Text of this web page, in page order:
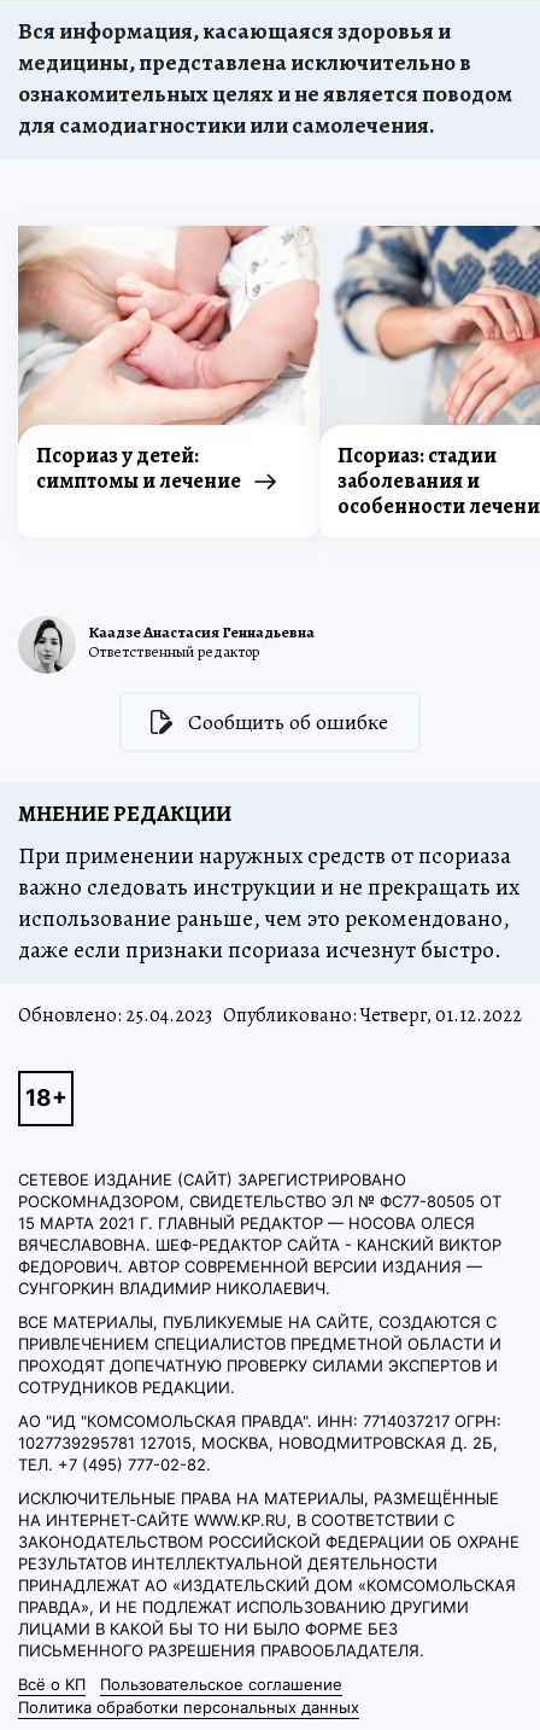
Вся информация, касающаяся здоровья и
медицины, представлена исключительно в
ознакомительных целях и не является поводом
для самодиагностики или самолечения.
Псориаз у детей:
симптомы и лечение
Псориаз: стадии
заболевания и
особенности
Каадзе Анастасия Геннадьевна
Ответственный редактор
Сообщить об ошибке
МНЕНИЕ РЕДАКЦИИ
При применении наружных средств от псориаза
важно следовать инструкции и не прекращать их
использование раньше, чем это рекомендовано,
даже если признаки псориаза исчезнут быстро.
Обновлено: 25.04.2023 Опубликовано: Четверг, 01.12.2022
СЕТЕВОЕ ИЗДАНИЕ (САЙТ) ЗАРЕГИСТРИРОВАНО
РОСКОМНАДЗОРОМ, СВИДЕТЕЛЬСТВО ЭЛ № ФС77-80505 ОТ
15 МАРТА 2021 Г. ГЛАВНЫЙ РЕДАКТОР — НОСОВА ОЛЕСЯ
ВЯЧЕСЛАВОВНА. ШЕФ-РЕДАКТОР САЙТА - КАНСКИЙ ВИКТОР
ФЕДОРОВИЧ. АВТОР СОВРЕМЕННОЙ ВЕРСИИ ИЗДАНИЯ —
СУНГОРКИН ВЛАДИМИР НИКОЛАЕВИЧ.
ВСЕ МАТЕРИАЛЫ, ПУБЛИКУЕМЫЕ НА САЙТЕ, СОЗДАЮТСЯ С
ПРИВЛЕЧЕНИЕМ СПЕЦИАЛИСТОВ ПРЕДМЕТНОЙ ОБЛАСТИ И
ПРОХОДЯТ ДОПЕЧАТНУЮ ПРОВЕРКУ СИЛАМИ ЭКСПЕРТОВ И
СОТРУДНИКОВ РЕДАКЦИИ.
АО "ИД "КОМСОМОЛЬСКАЯ ПРАВДА". ИНН: 7714037217 ОГРН:
1027739295781 127015, МОСКВА, НОВОДМИТРОВСКАЯ Д. 2Б,
ТЕЛ. +7 (495) 777-02-82.
ИСКЛЮЧИТЕЛЬНЫЕ ПРАВА НА МАТЕРИАЛЫ, РАЗМЕЩЁННЫЕ
НА ИНТЕРНЕТ-САЙТЕ WWW.KP.RU, В СООТВЕТСТВИИ С
ЗАКОНОДАТЕЛЬСТВОМ РОССИЙСКОЙ ФЕДЕРАЦИИ ОБ ОХРАНЕ
РЕЗУЛЬТАТОВ ИНТЕЛЛЕКТУАЛЬНОЙ ДЕЯТЕЛЬНОСТИ
ПРИНАДЛЕЖАТ АО «ИЗДАТЕЛЬСКИЙ ДОМ «КОМСОМОЛЬСКАЯ
ПРАВДА», И НЕ ПОДЛЕЖАТ ИСПОЛЬЗОВАНИЮ ДРУГИМИ
ЛИЦАМИ В КАКОЙ БЫ ТО НИ БЫЛО ФОРМЕ БЕЗ
ПИСЬМЕННОГО РАЗРЕШЕНИЯ ПРАВООБЛАДАТЕЛЯ.
Всё о КП
Пользовательское соглашение
Политика обработки персональных данных